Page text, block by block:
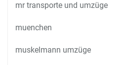
mr transporte und umzüge
muenchen
muskelmann umzüge